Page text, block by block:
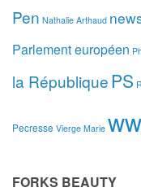
Pen Nathalie Arthaud
Parlement européen
la République PS
Pecresse Vierge Marie
FORKS BEAUTY